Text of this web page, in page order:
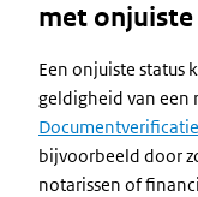
met
Een onjuiste status
geldigheid van een
bijvoorbeeld door
notarissen of